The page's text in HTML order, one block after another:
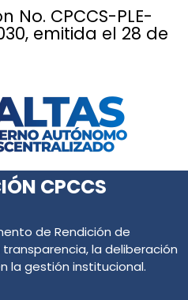
No. CPCCS-PLE-
emitida el 28 de
CPCCS
de Rendición de
la deliberación
la gestión institucional.